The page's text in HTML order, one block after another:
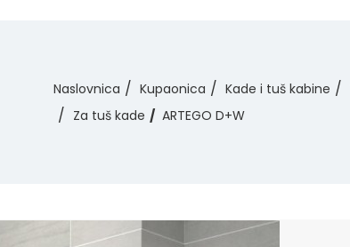
Naslovnica Kupaonica Kade i tuš kabine
Za tuš kade
ARTEGO D+W